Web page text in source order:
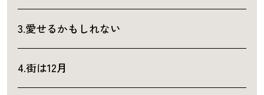
3.愛せるかもしれない
4.街は12月